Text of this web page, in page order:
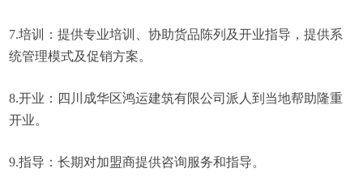
7.培训：提供专业培训、协助货品陈列及开业指导，提供系
统管理模式及促销方案。
8.开业：四川成华区鸿运建筑有限公司派人到当地帮助隆重
开业。
9.指导：长期对加盟商提供咨询服务和指导。